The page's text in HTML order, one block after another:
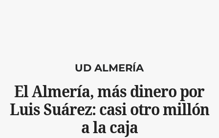
UD ALMERÍA
El Almería, más dinero por
Luis Suárez: casi otro millón
a la caja